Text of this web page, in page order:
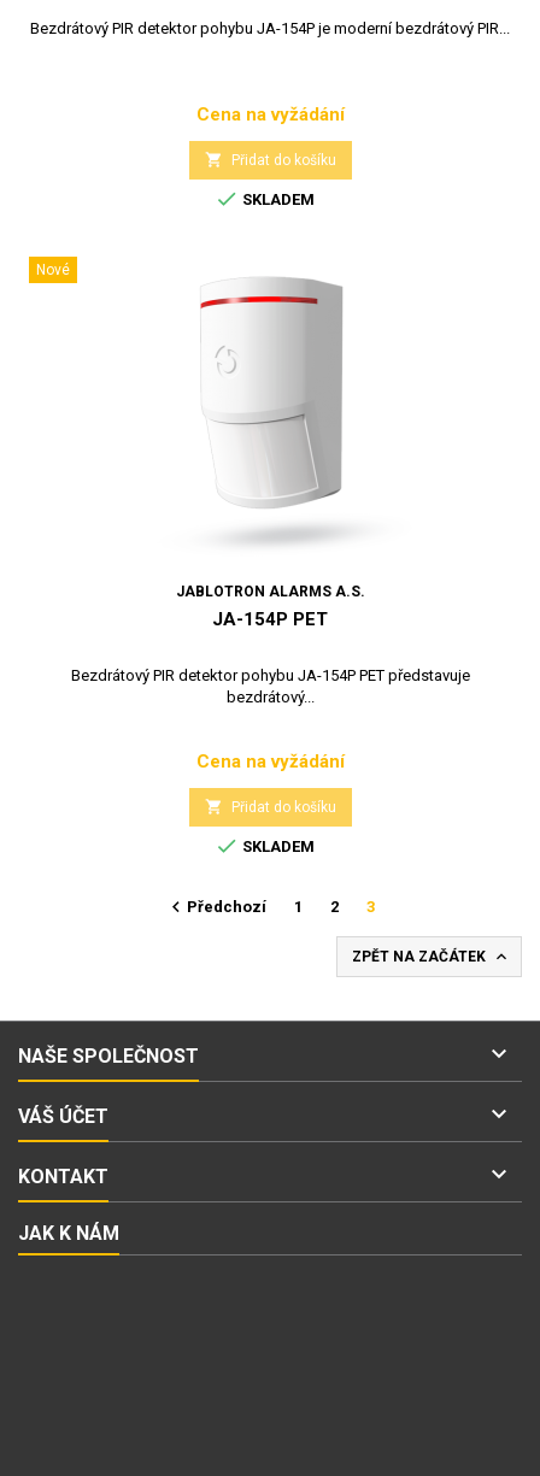
Bezdrátový PIR detektor pohybu JA-154P je moderní bezdrátový PIR...
Cena
Cena na vyžádání
 Přidat do košíku
 SKLADEM
Nové
JABLOTRON ALARMS A.S.
JA-154P PET
Bezdrátový PIR detektor pohybu JA-154P PET představuje
bezdrátový...
Cena
Cena na vyžádání
 Přidat do košíku
 SKLADEM
 Předchozí 1 2 3
ZPĚT NA ZAČÁTEK 
NAŠE SPOLEČNOST 
VÁŠ ÚČET 
KONTAKT 
JAK K NÁM